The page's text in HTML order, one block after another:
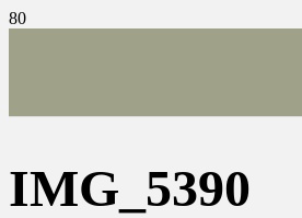
IMG_5390